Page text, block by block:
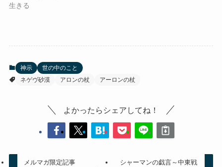
生きる
神示
世の中のこと
ネゲヴ砂漠
アロンの杖 アーロンの杖
よかったらシェアしてね！
メルマガ限定記事
シャーマンの戯言～中東戦